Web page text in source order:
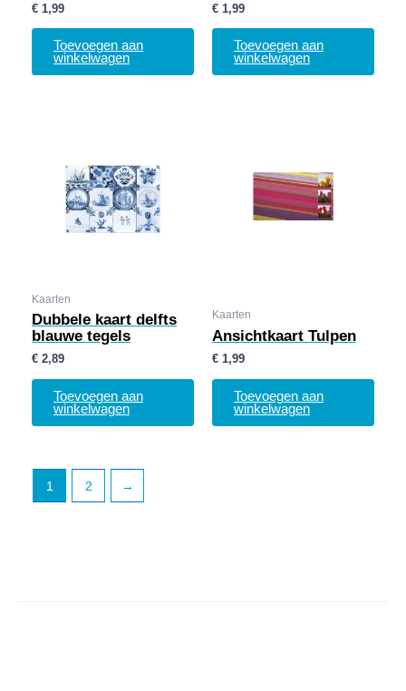
€ 1,99
Toevoegen aan
winkelwagen
€ 1,99
Toevoegen aan
winkelwagen
Kaarten
Dubbele kaart delfts
blauwe tegels
€ 2,89
Toevoegen aan
winkelwagen
Kaarten
Ansichtkaart Tulpen
€ 1,99
Toevoegen aan
winkelwagen
1 2 →